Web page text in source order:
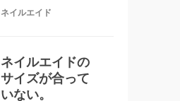
ネイルエイド
ネイルエイドの
サイズが合って
いない。